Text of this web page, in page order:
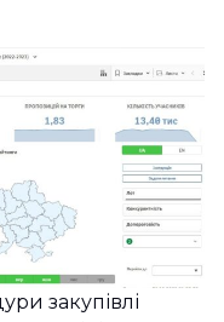
закупівлі